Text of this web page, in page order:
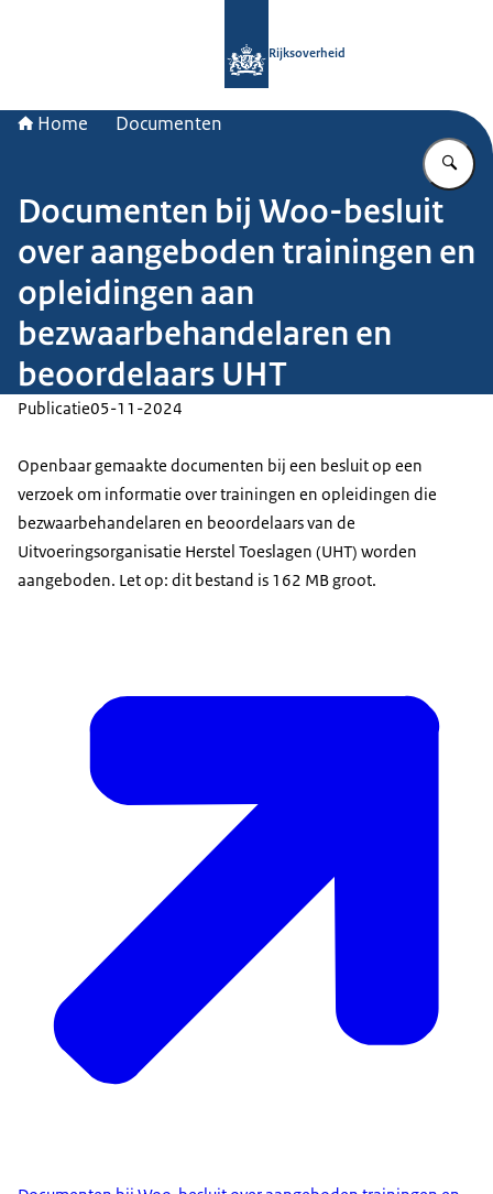
Rijksoverheid
Home Documenten
Documenten bij Woo-besluit
over aangeboden trainingen en
opleidingen aan
bezwaarbehandelaren en
beoordelaars UHT
Publicatie05-11-2024
Openbaar gemaakte documenten bij een besluit op een
verzoek om informatie over trainingen en opleidingen die
bezwaarbehandelaren en beoordelaars van de
Uitvoeringsorganisatie Herstel Toeslagen (UHT) worden
aangeboden. Let op: dit bestand is 162 MB groot.